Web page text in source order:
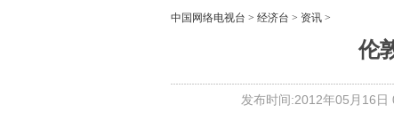
中国网络电视台 > 经济台 > 资讯 >
伦
发布时间:2012年05月16日